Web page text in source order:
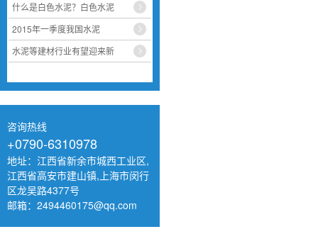
什么是白色水泥？白色水泥
2015年一季度我国水泥
水泥等建材行业有望迎来新
咨询热线
+0790-6310978
地址：江西省新余市城西工业区,
江西省高安市建山镇,上海市闵行
区龙吴路4377号
邮箱：2494460175@qq.com